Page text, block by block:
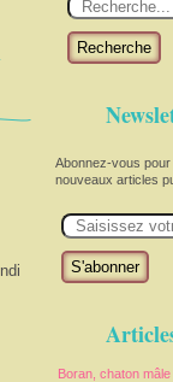
Recherche
Abonnez-vous
nouveaux articles
m
Boran, chaton